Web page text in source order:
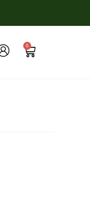
0
mokestis